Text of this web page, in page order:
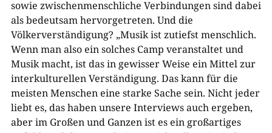
sowie zwischenmenschliche Verbindungen sind dabei
als bedeutsam hervorgetreten. Und die
Völkerverständigung? „Musik ist zutiefst menschlich.
Wenn man also ein solches Camp veranstaltet und
Musik macht, ist das in gewisser Weise ein Mittel zur
interkulturellen Verständigung. Das kann für die
meisten Menschen eine starke Sache sein. Nicht jeder
liebt es, das haben unsere Interviews auch ergeben,
aber im Großen und Ganzen ist es ein großartiges